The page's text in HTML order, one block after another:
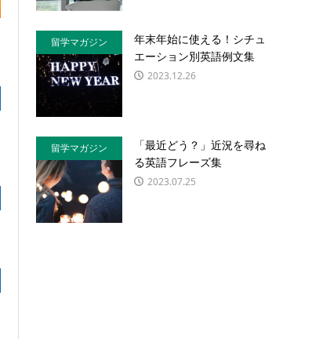
留学マガジン
年末年始に使える！シチュ
エーション別英語例文集
2023.12.26
留学マガジン
「最近どう？」近況を尋ね
る英語フレーズ集
2023.07.25